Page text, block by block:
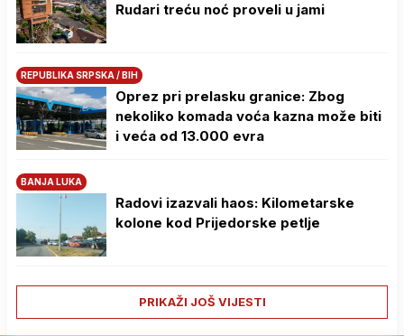
Rudari treću noć proveli u jami
REPUBLIKA SRPSKA / BIH
Oprez pri prelasku granice: Zbog
nekoliko komada voća kazna može biti
i veća od 13.000 evra
BANJA LUKA
Radovi izazvali haos: Kilometarske
kolone kod Prijedorske petlje
PRIKAŽI JOŠ VIJESTI